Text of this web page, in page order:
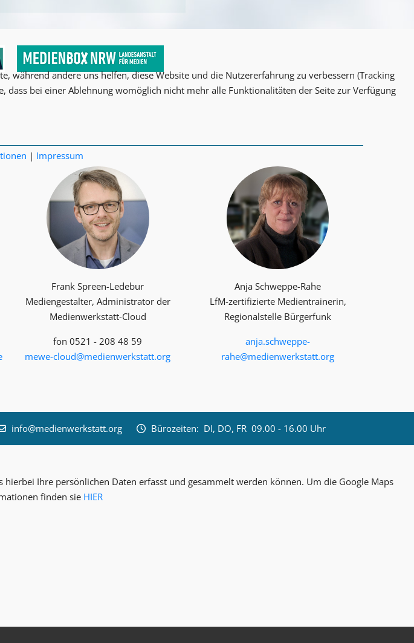
Frank Spreen-Ledebur
Mediengestalter, Administrator der
Medienwerkstatt-Cloud
fon 0521 - 208 48 59
mewe-cloud@medienwerkstatt.org
Anja Schweppe-Rahe
LfM-zertifizierte Medientrainerin,
Regionalstelle Bürgerfunk
anja.schweppe-
rahe@medienwerkstatt.org
info@medienwerkstatt.org Bürozeiten: DI, DO, FR 09.00 - 16.00 Uhr
Ihre persönlichen Daten erfasst und gesammelt werden können. Um die Google Maps
finden sie HIER
während andere uns helfen, diese Website und die Nutzererfahrung zu verbessern (Tracking
dass bei einer Ablehnung womöglich nicht mehr alle Funktionalitäten der Seite zur Verfügung
| Impressum